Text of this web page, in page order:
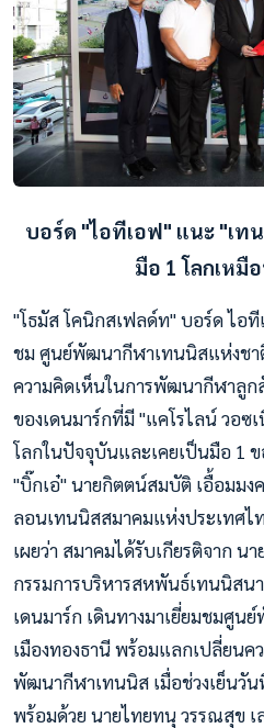
บอร์ด "ไอทีเอฟ" แนะ "เท
มือ 1 โลกเหมื
"โธมัส โคนิกสเฟลด์ท" บอร์ด ไอที
ชม ศูนย์พัฒนากีฬาเทนนิสแห่งชา
ความคิดเห็นในการพัฒนากีฬาลู
ของเดนมาร์กที่มี "แคโรไลน์ วอซ
โลกในปัจจุบันและเคยเป็นมือ 1
"บิ๊กเอ๋" นายกิตตน์สมบัติ เอื้อมม
ลอนเทนนิสสมาคมแห่งประเทศไ
เผยว่า สมาคมได้รับเกียรติจาก น
กรรมการบริหารสหพันธ์เทนนิสน
เดนมาร์ก เดินทางมาเยี่ยมชมศู
เมืองทองธานี พร้อมแลกเปลี่ยนค
พัฒนากีฬาเทนนิส เมื่อช่วงเย็นวั
พร้อมด้วย นายไทยทนุ วรรณสุข